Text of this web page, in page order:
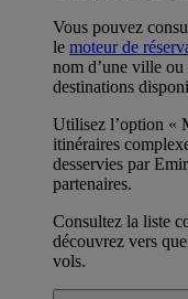
Vous pouvez
le moteur de
nom d’une ville
destinations
Utilisez l’option «
itinéraires
desservies par
partenaires.
Consultez la liste
découvrez vers
vols.